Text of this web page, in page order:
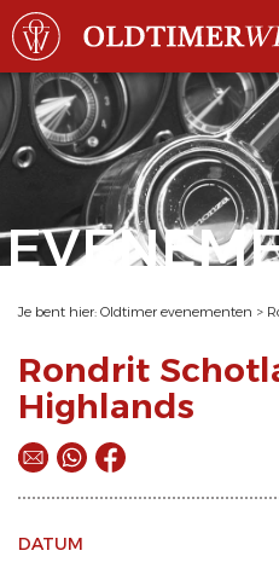
Je bent hier: Oldtimer evenementen >
Rondrit
Highlands
DATUM